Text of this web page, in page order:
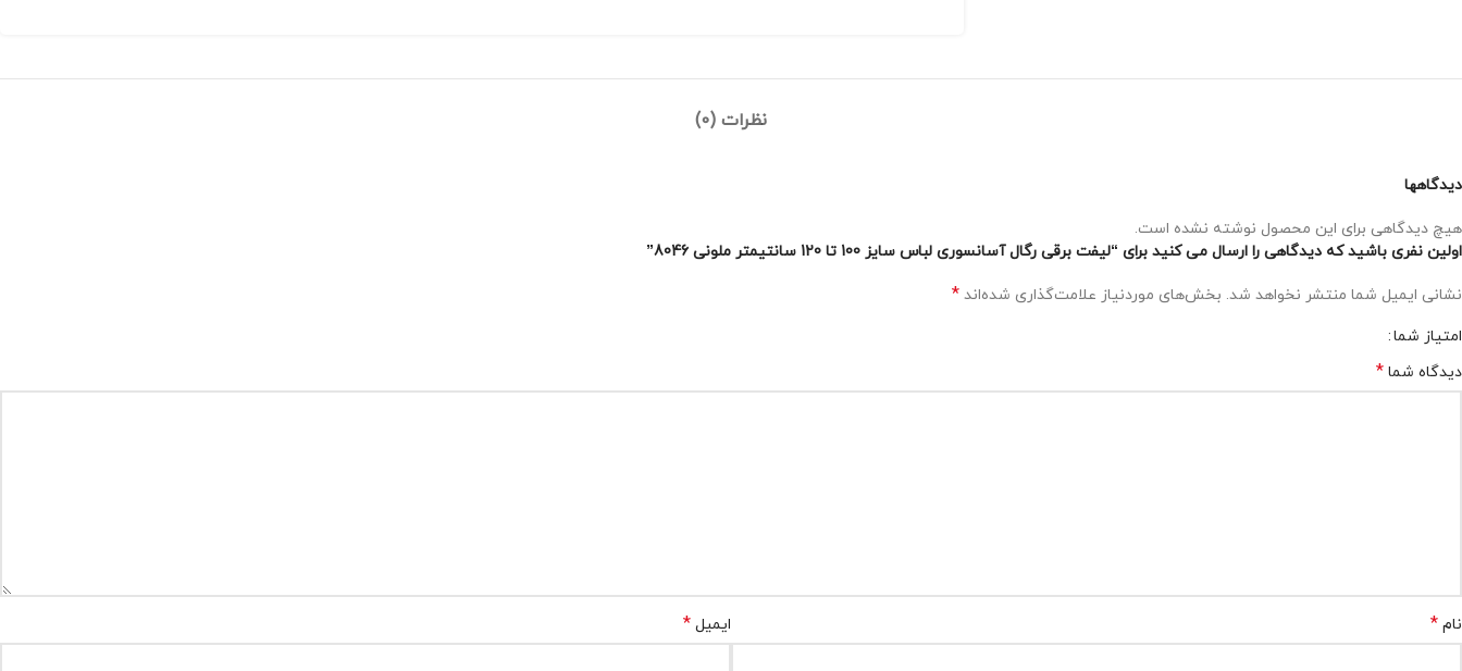
نظرات (0)
دیدگاهها
هیچ دیدگاهی برای این محصول نوشته نشده است.
اولین نفری باشید که دیدگاهی را ارسال می کنید برای “لیفت برقی رگال آسانسوری لباس سایز 100 تا 120 سانتیمتر ملونی 8046”
نشانی ایمیل شما منتشر نخواهد شد. بخش‌های موردنیاز علامت‌گذاری شده‌اند *
امتیاز شما
دیدگاه شما *
نام * ایمیل *